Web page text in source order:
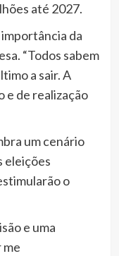
até 2027.
da
“Todos sabem
a sair. A
e de realização
um cenário
eleições
o
e uma
me